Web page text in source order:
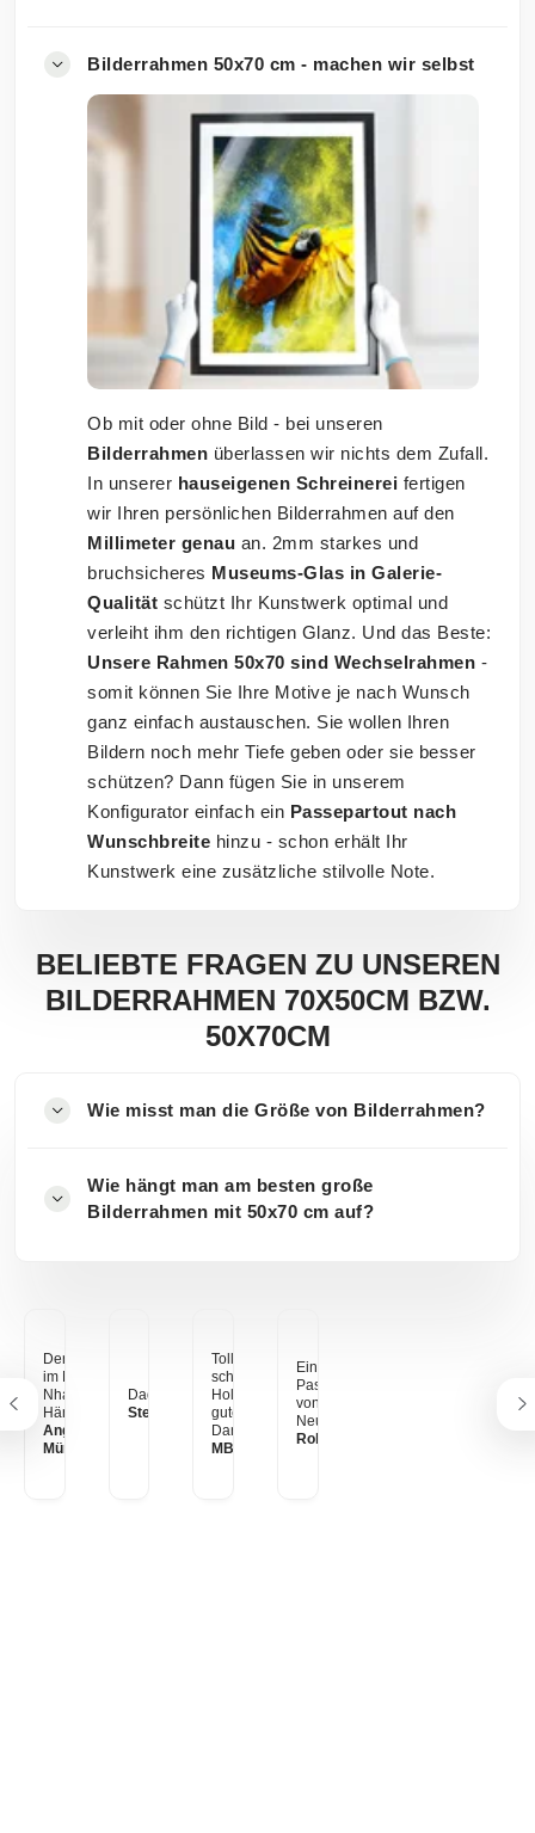
Bilderrahmen 50x70 cm - machen wir selbst
Ob mit oder ohne Bild - bei unseren
Bilderrahmen überlassen wir nichts dem Zufall.
In unserer hauseigenen Schreinerei fertigen
wir Ihren persönlichen Bilderrahmen auf den
Millimeter genau an. 2mm starkes und
bruchsicheres Museums-Glas in Galerie-
Qualität schützt Ihr Kunstwerk optimal und
verleiht ihm den richtigen Glanz. Und das Beste:
Unsere Rahmen 50x70 sind Wechselrahmen -
somit können Sie Ihre Motive je nach Wunsch
ganz einfach austauschen. Sie wollen Ihren
Bildern noch mehr Tiefe geben oder sie besser
schützen? Dann fügen Sie in unserem
Konfigurator einfach ein Passepartout nach
Wunschbreite hinzu - schon erhält Ihr
Kunstwerk eine zusätzliche stilvolle Note.
BELIEBTE FRAGEN ZU UNSEREN
BILDERRAHMEN 70X50CM BZW.
50X70CM
Wie misst man die Größe von Bilderrahmen?
Wie hängt man am besten große
Bilderrahmen mit 50x70 cm auf?
Der Ho-Chi-Minh-Pfad
im Nationalpark Phong-
Nha-Ke-Bang, Vietnam.
Hängt am Esstisch.
Angelina & Sergej aus
München
Dades-Tal, Marrokko
Stefan aus Zürich
Tolles s/w Foto in einem
schwarzen
Holzrahmen. Super
gute Qualität! Vielen
Dank myposter
MB aus Frankfurt
Ein gerahmtes Bild mit
Passepartout. Ein Motiv
von meiner
Neuseeland Reise.
Robert Schäfer